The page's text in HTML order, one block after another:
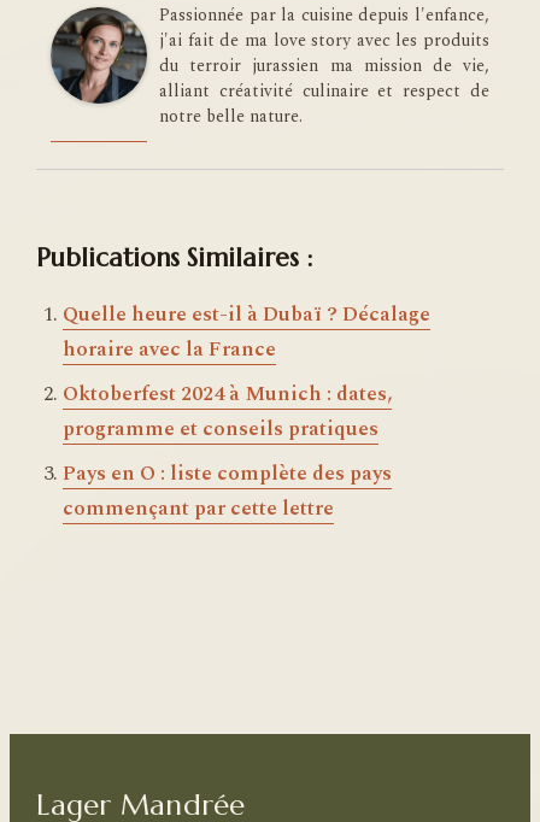
Passionnée par la cuisine depuis l'enfance,
j'ai fait de ma love story avec les produits
du terroir jurassien ma mission de vie,
alliant créativité culinaire et respect de
notre belle nature.
Publications Similaires :
Quelle heure est-il à Dubaï ? Décalage
horaire avec la France
Oktoberfest 2024 à Munich : dates,
programme et conseils pratiques
Pays en O : liste complète des pays
commençant par cette lettre
Lager Mandrée